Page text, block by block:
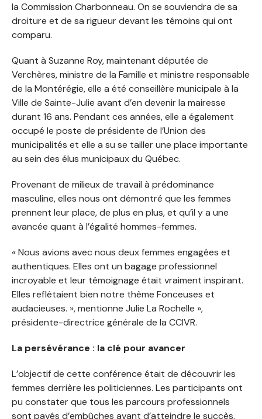
la Commission Charbonneau. On se souviendra de sa
droiture et de sa rigueur devant les témoins qui ont
comparu.
Quant à Suzanne Roy, maintenant députée de
Verchères, ministre de la Famille et ministre responsable
de la Montérégie, elle a été conseillère municipale à la
Ville de Sainte-Julie avant d’en devenir la mairesse
durant 16 ans. Pendant ces années, elle a également
occupé le poste de présidente de l’Union des
municipalités et elle a su se tailler une place importante
au sein des élus municipaux du Québec.
Provenant de milieux de travail à prédominance
masculine, elles nous ont démontré que les femmes
prennent leur place, de plus en plus, et qu’il y a une
avancée quant à l’égalité hommes-femmes.
« Nous avions avec nous deux femmes engagées et
authentiques. Elles ont un bagage professionnel
incroyable et leur témoignage était vraiment inspirant.
Elles reflétaient bien notre thème Fonceuses et
audacieuses. », mentionne Julie La Rochelle »,
présidente-directrice générale de la CCIVR.
La persévérance : la clé pour avancer
L’objectif de cette conférence était de découvrir les
femmes derrière les politiciennes. Les participants ont
pu constater que tous les parcours professionnels
sont pavés d’embûches avant d’atteindre le succès,